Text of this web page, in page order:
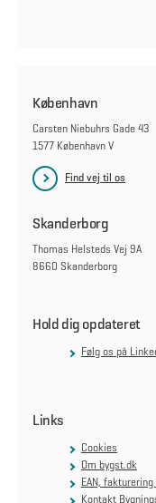
København
Carsten Niebuhrs Gade 43
1577 København V
Find vej til os
Skanderborg
Thomas Helsteds Vej 9A
8660 Skanderborg
Hold dig opdateret
Følg os på
Links
Cookies
Om bygst.dk
EAN, fakturering
Kontakt